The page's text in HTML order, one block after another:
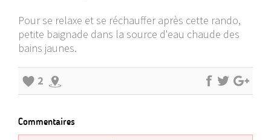
Pour se relaxe et se réchauffer après cette rando,
petite baignade dans la source d'eau chaude des
bains jaunes.
2
Commentaires